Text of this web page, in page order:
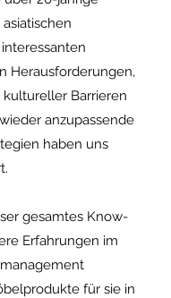
Herausforderungen,
Barrieren
anzupassende
haben uns
gesamtes Know-
Erfahrungen im
für sie in